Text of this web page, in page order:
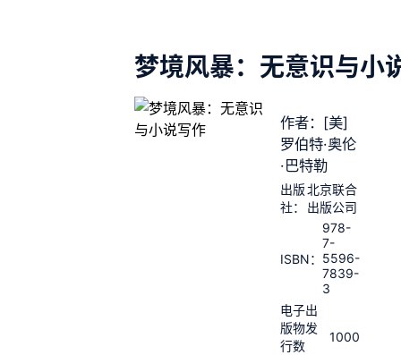
梦境风暴：无意识与小
作者：[美]
罗伯特·奥伦
·巴特勒
出版
社：
北京联合
出版公司
ISBN：
978-
7-
5596-
7839-
3
电子出
版物发
行数
1000